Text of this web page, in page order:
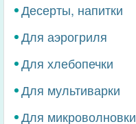
Десерты, напитки
Для аэрогриля
Для хлебопечки
Для мультиварки
Для микроволновки